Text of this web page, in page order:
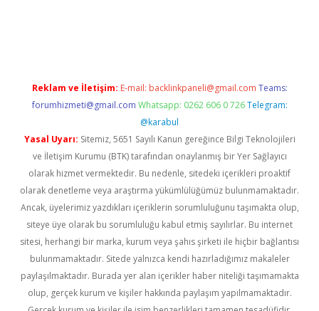
Reklam ve İletişim: E-mail: backlinkpaneli@gmail.com Teams:
forumhizmeti@gmail.com Whatsapp: 0262 606 0 726 Telegram:
@karabul
Yasal Uyarı: Sitemiz, 5651 Sayılı Kanun gereğince Bilgi Teknolojileri
ve İletişim Kurumu (BTK) tarafından onaylanmış bir Yer Sağlayıcı
olarak hizmet vermektedir. Bu nedenle, sitedeki içerikleri proaktif
olarak denetleme veya araştırma yükümlülüğümüz bulunmamaktadır.
Ancak, üyelerimiz yazdıkları içeriklerin sorumluluğunu taşımakta olup,
siteye üye olarak bu sorumluluğu kabul etmiş sayılırlar. Bu internet
sitesi, herhangi bir marka, kurum veya şahıs şirketi ile hiçbir bağlantısı
bulunmamaktadır. Sitede yalnızca kendi hazırladığımız makaleler
paylaşılmaktadır. Burada yer alan içerikler haber niteliği taşımamakta
olup, gerçek kurum ve kişiler hakkında paylaşım yapılmamaktadır.